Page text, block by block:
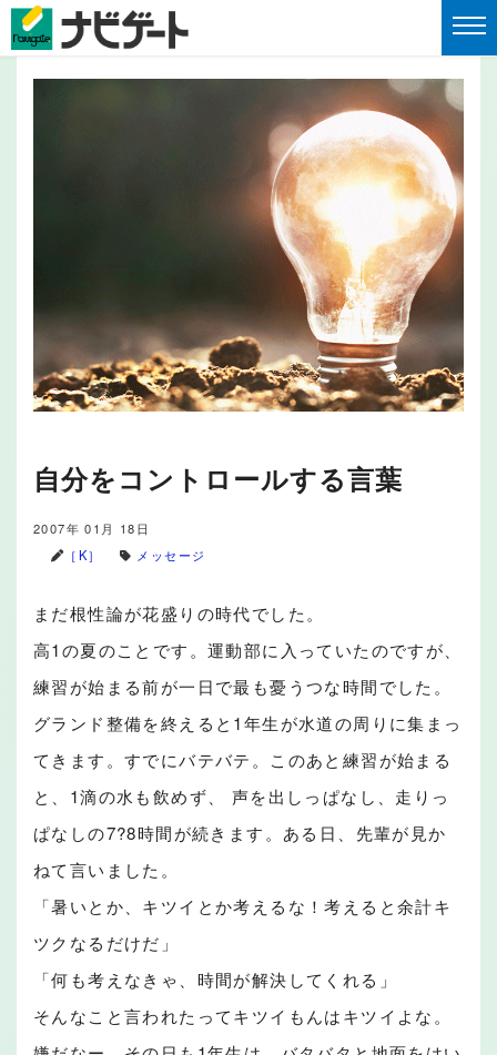
自分をコントロールする言葉
2007年 01月 18日
［K］
メッセージ
まだ根性論が花盛りの時代でした。
高1の夏のことです。運動部に入っていたのですが、
練習が始まる前が一日で最も憂うつな時間でした。
グランド整備を終えると1年生が水道の周りに集まっ
てきます。すでにバテバテ。このあと練習が始まる
と、1滴の水も飲めず、 声を出しっぱなし、走りっ
ぱなしの7?8時間が続きます。ある日、先輩が見か
ねて言いました。
「暑いとか、キツイとか考えるな！考えると余計キ
ツクなるだけだ」
「何も考えなきゃ、時間が解決してくれる」
そんなこと言われたってキツイもんはキツイよな。